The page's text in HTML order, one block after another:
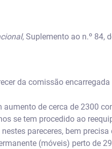
, Suplemento ao n.º 84,
da comissão
aumento de cerca de 2300
se tem procedido ao
pareceres, bem
(móveis) perto de